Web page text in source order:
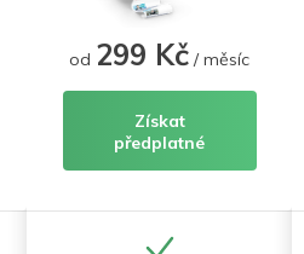
od 299 Kč / měsíc
Získat
předplatné